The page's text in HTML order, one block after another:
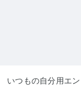
いつもの自分用エ